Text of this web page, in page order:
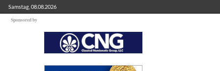
Samstag, 08.08.2026
Sponsored by